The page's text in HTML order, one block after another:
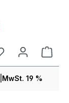
MwSt. 19 %